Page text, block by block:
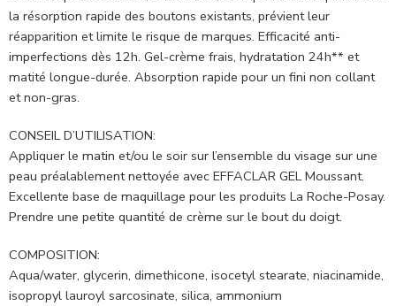
la résorption rapide des boutons existants, prévient leur
réapparition et limite le risque de marques. Efficacité anti-
imperfections dès 12h. Gel-crème frais, hydratation 24h** et
matité longue-durée. Absorption rapide pour un fini non collant
et non-gras.
CONSEIL D’UTILISATION:
Appliquer le matin et/ou le soir sur l’ensemble du visage sur une
peau préalablement nettoyée avec EFFACLAR GEL Moussant.
Excellente base de maquillage pour les produits La Roche-Posay.
Prendre une petite quantité de crème sur le bout du doigt.
COMPOSITION:
Aqua/water, glycerin, dimethicone, isocetyl stearate, niacinamide,
isopropyl lauroyl sarcosinate, silica, ammonium